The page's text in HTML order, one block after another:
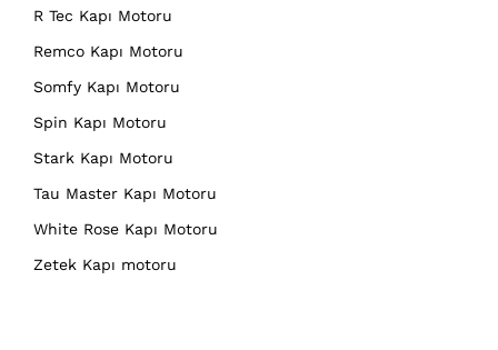
R Tec Kapı Motoru
Remco Kapı Motoru
Somfy Kapı Motoru
Spin Kapı Motoru
Stark Kapı Motoru
Tau Master Kapı Motoru
White Rose Kapı Motoru
Zetek Kapı motoru